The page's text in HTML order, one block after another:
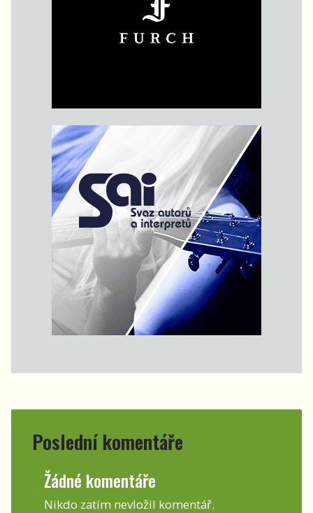
Poslední komentáře
Žádné komentáře
Nikdo zatím nevložil komentář.